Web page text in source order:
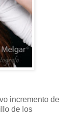
incremento de
de los